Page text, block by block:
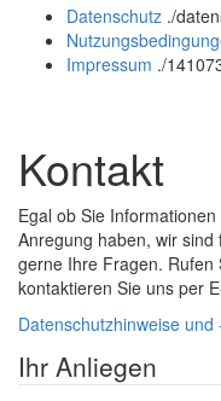
und
schließen
Datenschutz ./
Impressum ./
Kontakt
Egal ob Sie
Anregung haben, wir
gerne Ihre Fragen. Rufen
kontaktieren Sie uns per
Datenschutzhinweise und
Ihr Anliegen